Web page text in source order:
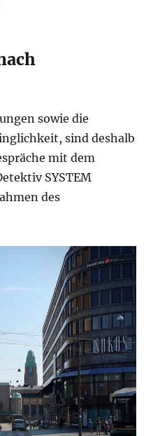
sowie die
sind deshalb
mit dem
SYSTEM
des